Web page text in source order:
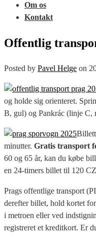
Om os
Kontakt
Offentlig
Posted by Pavel Helge on
og holde sig orienteret.
B, gul) og Pankrác (linje C,
minutter. Gratis transport
60 og 65 år, kan du købe
en 24-timers billet til 120
Prags offentlige transport
derefter billet, hold kortet
i metroen eller ved
registreret et kreditkort. Er